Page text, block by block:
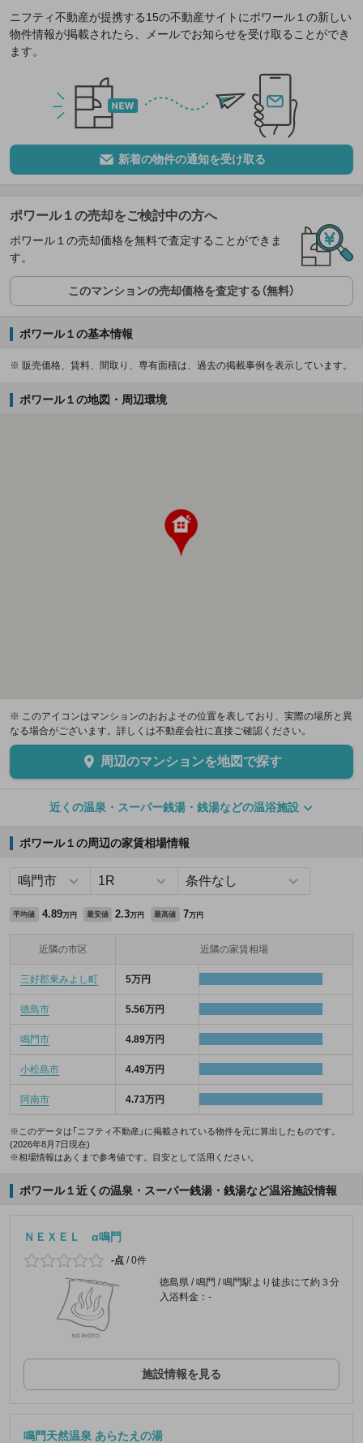
ニフティ不動産が提携する15の不動産サイトにポワール１の新しい
物件情報が掲載されたら、メールでお知らせを受け取ることができ
ます。
新着の物件の通知を受け取る
ポワール１の売却をご検討中の方へ
ポワール１の売却価格を無料で査定することができま
す。
このマンションの売却価格を査定する（無料）
ポワール１の基本情報
※ 販売価格、賃料、間取り、専有面積は、過去の掲載事例を表示しています。
ポワール１の地図・周辺環境
※ このアイコンはマンションのおおよその位置を表しており、実際の場所と異
なる場合がございます。詳しくは不動産会社に直接ご確認ください。
周辺のマンションを地図で探す
近くの温泉・スーパー銭湯・銭湯などの温浴施設
ポワール１の周辺の家賃相場情報
平均値 4.89万円 最安値 2.3万円 最高値 7万円
近隣の市区 近隣の家賃相場
三好郡東みよし町 5万円
徳島市 5.56万円
鳴門市 4.89万円
小松島市 4.49万円
阿南市 4.73万円
※このデータは「ニフティ不動産」に掲載されている物件を元に算出したものです。
(2026年8月7日現在)
※相場情報はあくまで参考値です。目安として活用ください。
ポワール１近くの温泉・スーパー銭湯・銭湯など温浴施設情報
ＮＥＸＥＬ α鳴門
-点 /0件
徳島県 / 鳴門 / 鳴門駅より徒歩にて約３分
入浴料金：-
施設情報を見る
鳴門天然温泉 あらたえの湯